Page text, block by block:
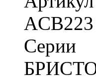
ACB223
Серии